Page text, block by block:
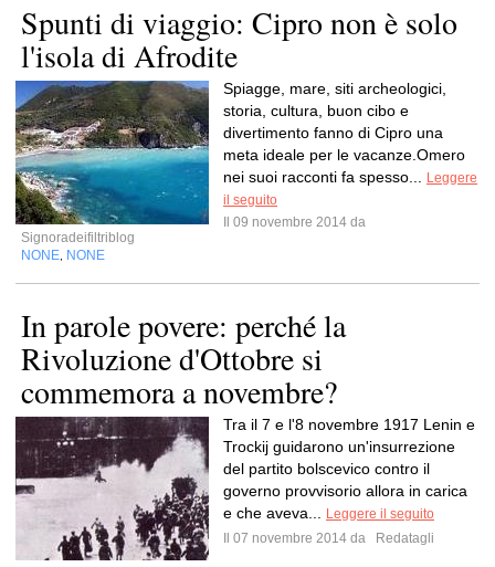
Spunti di viaggio: Cipro non è solo
l'isola di Afrodite
Spiagge, mare, siti archeologici,
storia, cultura, buon cibo e
divertimento fanno di Cipro una
meta ideale per le vacanze.Omero
nei suoi racconti fa spesso...
Leggere
il seguito
Il 09 novembre 2014 da
Signoradeifiltriblog
NONE NONE
In parole povere: perché la
Rivoluzione d'Ottobre si
commemora a novembre?
Tra il 7 e l'8 novembre 1917 Lenin e
Trockij guidarono un'insurrezione
del partito bolscevico contro il
governo provvisorio allora in carica
e che aveva...
Leggere il seguito
Il 07 novembre 2014 da
Redatagli